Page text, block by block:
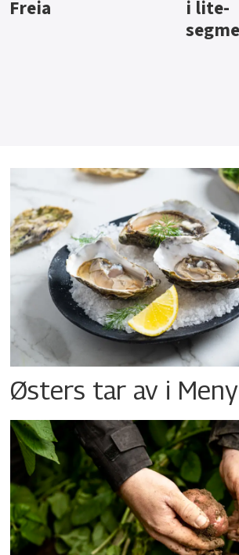
Østers tar av i Meny